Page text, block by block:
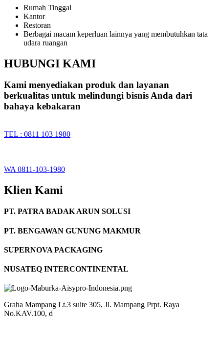
Rumah Tinggal
Kantor
Restoran
Berbagai macam keperluan lainnya yang membutuhkan tata
udara ruangan
HUBUNGI KAMI
Kami menyediakan produk dan layanan
berkualitas untuk melindungi bisnis Anda dari
bahaya kebakaran
TEL : 0811 103 1980
WA 0811-103-1980
Klien Kami
PT. PATRA BADAK ARUN SOLUSI
PT. BENGAWAN GUNUNG MAKMUR
SUPERNOVA PACKAGING
NUSATEQ INTERCONTINENTAL
Graha Mampang Lt.3 suite 305, Jl. Mampang Prpt. Raya
No.KAV.100, d